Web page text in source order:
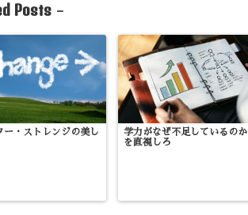
Posts-
ー・ストレンジの美し
学力がなぜ不足しているのか
を直視しろ